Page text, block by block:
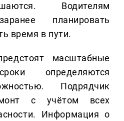
Водителям
планировать
время в пути.
масштабные
определяются
Подрядчик
с учётом всех
Информация о